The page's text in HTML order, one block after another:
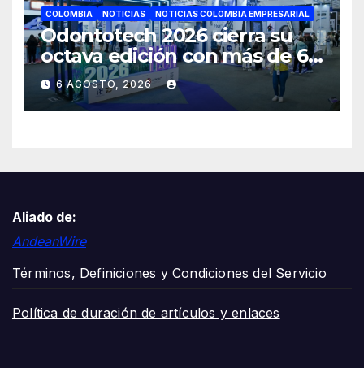
COLOMBIA NOTICIAS NOTICIAS COLOMBIA EMPRESARIAL
Odontotech 2026 cierra su
octava edición con más de 6
mil visitantes
6 AGOSTO, 2026
Aliado de:
AndeanWire
Términos, Definiciones y Condiciones del Servicio
Política de duración de artículos y enlaces